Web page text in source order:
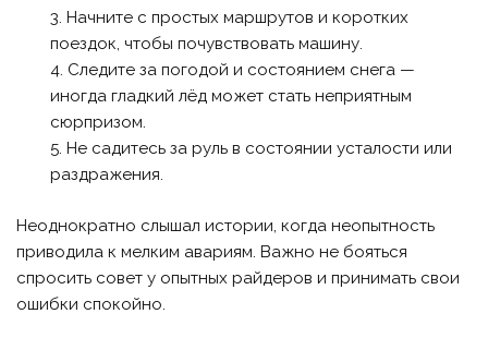
Начните с простых маршрутов и коротких
поездок, чтобы почувствовать машину.
Следите за погодой и состоянием снега —
иногда гладкий лёд может стать неприятным
сюрпризом.
Не садитесь за руль в состоянии усталости или
раздражения.
Неоднократно слышал истории, когда неопытность
приводила к мелким авариям. Важно не бояться
спросить совет у опытных райдеров и принимать свои
ошибки спокойно.